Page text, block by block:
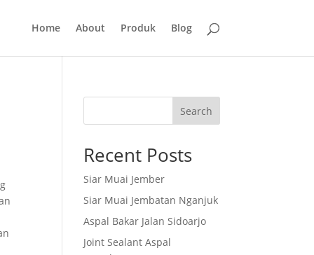
Home About Produk Blog
Search
Recent Posts
Siar Muai Jember
Siar Muai Jembatan Nganjuk
Aspal Bakar Jalan Sidoarjo
Joint Sealant Aspal